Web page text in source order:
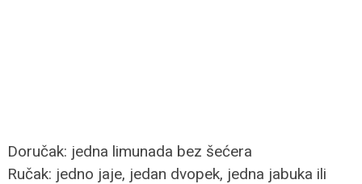
Doručak: jedna limunada bez šećera
Ručak: jedno jaje, jedan dvopek, jedna jabuka ili